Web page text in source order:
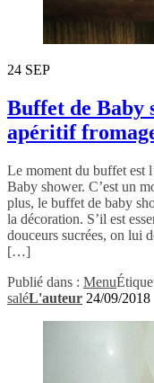
24 SEP
Buffet de Baby
apéritif
Le moment du buffet est
Baby shower. C’est un
plus, le buffet de baby
la décoration. S’il est
douceurs sucrées, on lui
[…]
Publié dans : Menu
saléL'auteur 24/09/2018